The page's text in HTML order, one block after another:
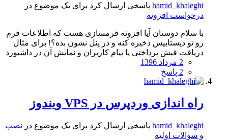
hamid_khaleghiپاسخی ارسال کرد برای یک موضوع در
درخواست افزونه
با سلام دوستان آیا افزونه فرمسازی هست که اطلاعات فرم
رو تو دیستابیس ذخیره کنه و در پنل نشون بده؟! برای مثال
دریافت فیش پرداختی یا پیام کاربران و نمایش آن در داشبورد
2 مرداد 1396
2 پاسخ
راه اندازی وردپرس در VPS ویندوز
hamid_khaleghiپاسخی ارسال کرد برای یک موضوع در نصب
و سوالات اولیه